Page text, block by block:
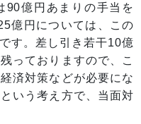
90億円あまりの手当を
億円については、この
す。差し引き若干10億
っておりますので、こ
済対策などが必要にな
いう考え方で、当面対